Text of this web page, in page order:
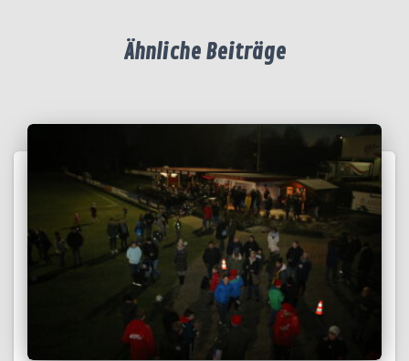
Ähnliche Beiträge